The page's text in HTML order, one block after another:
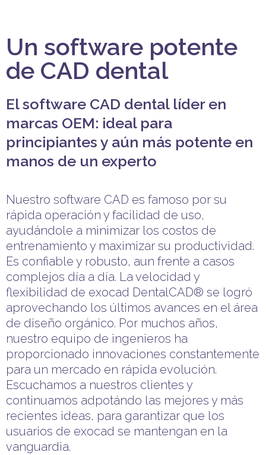
Un software potente
de CAD dental
El software CAD dental líder en
marcas OEM: ideal para
principiantes y aún más potente en
manos de un experto
Nuestro software CAD es famoso por su
rápida operación y facilidad de uso,
ayudándole a minimizar los costos de
entrenamiento y maximizar su productividad.
Es confiable y robusto, aun frente a casos
complejos día a día. La velocidad y
flexibilidad de exocad DentalCAD® se logró
aprovechando los últimos avances en el área
de diseño orgánico. Por muchos años,
nuestro equipo de ingenieros ha
proporcionado innovaciones constantemente
para un mercado en rápida evolución.
Escuchamos a nuestros clientes y
continuamos adpotándo las mejores y más
recientes ideas, para garantizar que los
usuarios de exocad se mantengan en la
vanguardia.